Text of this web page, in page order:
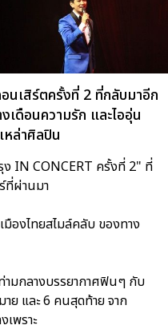
นเสิร์ตครั้งที่ 2 ที่กลับมาอีก
ดือนความรัก และไออุ่น
หล่าศิลปิน
IN CONCERT ครั้งที่ 2" ที่
ที่ผ่านมา
มืองไทยสไมล์คลับ ของทาง
ามกลางบรรยากาศฟินๆ กับ
ย และ 6 คนสุดท้าย จาก
พราะ